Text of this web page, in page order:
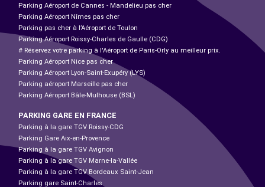
Parking Aéroport de Cannes - Mandelieu pas cher
Parking Aéroport Nîmes pas cher
Parking pas cher à l’Aéroport de Toulon
Parking Aéroport Roissy-Charles de Gaulle (CDG)
# Réservez votre parking à l'Aéroport de Paris-Orly au meilleur prix.
Parking Aéroport Nice pas cher
Parking Aéroport Lyon-Saint-Exupéry (LYS)
Parking aéroport Marseille pas cher
Parking Aéroport Bâle-Mulhouse (BSL)
PARKING GARE EN FRANCE
Parking à la gare TGV Roissy-CDG
Parking Gare Aix-en-Provence
Parking à la gare TGV Avignon
Parking à la gare TGV Marne-la-Vallée
Parking à la gare TGV Bordeaux Saint-Jean
Parking gare Saint-Charles